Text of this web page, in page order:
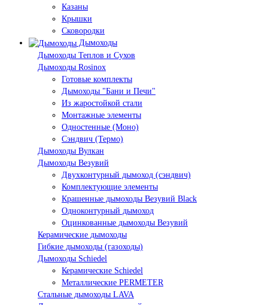
Казаны
Крышки
Сковородки
Дымоходы
Дымоходы Теплов и Сухов
Дымоходы Rosinox
Готовые комплекты
Дымоходы "Бани и Печи"
Из жаростойкой стали
Монтажные элементы
Одностенные (Моно)
Сэндвич (Термо)
Дымоходы Вулкан
Дымоходы Везувий
Двухконтурный дымоход (сэндвич)
Комплектующие элементы
Крашенные дымоходы Везувий Black
Одноконтурный дымоход
Оцинкованные дымоходы Везувий
Керамические дымоходы
Гибкие дымоходы (газоходы)
Дымоходы Schiedel
Керамические Schiedel
Металлические PERMETER
Стальные дымоходы LAVA